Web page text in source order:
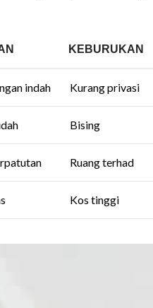
KEBURUKAN
indah Kurang privasi
Bising
Ruang terhad
Kos tinggi